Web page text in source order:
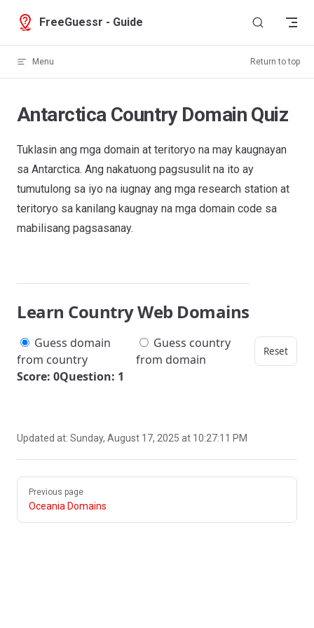
Skip to content
FreeGuessr - Guide
Menu Return to top
Antarctica Country Domain Quiz
Tuklasin ang mga domain at teritoryo na may kaugnayan
sa Antarctica. Ang nakatuong pagsusulit na ito ay
tumutulong sa iyo na iugnay ang mga research station at
teritoryo sa kanilang kaugnay na mga domain code sa
mabilisang pagsasanay.
Learn Country Web Domains
Guess domain
from country
Guess country
from domain
Reset
Score: 0Question: 1
Updated at: Sunday, August 17, 2025 at 10:27:11 PM
Pager
Previous page
Oceania Domains